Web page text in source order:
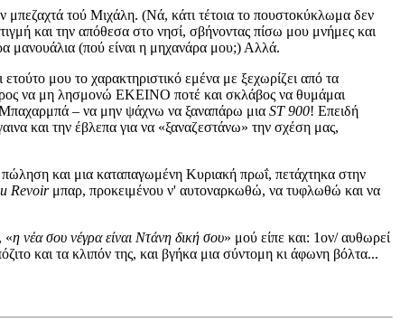
τού Μιχάλη. (Νά, κάτι τέτοια το πουστοκύκλωμα δεν
και την απόθεσα στο νησί, σβήνοντας πίσω μου μνήμες και
μανουάλια (πού είναι η μηχανάρα μου;) Αλλά.
ετούτο μου το χαρακτηριστικό εμένα με ξεχωρίζει από τα
να μη λησμονώ ΕΚΕΙΝΟ ποτέ και σκλάβος να θυμάμαι
– να μην ψάχνω να ξαναπάρω μια ST 900! Επειδή
και την έβλεπα για να «ξαναζεστάνω» την σχέση μας,
πώληση και μια καταπαγωμένη Κυριακή πρωΐ, πετάχτηκα στην
Revoirμπαρ, προκειμένου ν' αυτοναρκωθώ, να τυφλωθώ και να
«η νέα σου νέγρα είναι Ντάνη δική σου» μού είπε και: 1ον/ αυθωρεί
και τα κλιπόν της, και βγήκα μια σύντομη κι άφωνη βόλτα...